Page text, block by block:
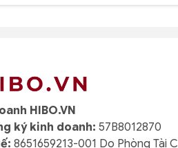
HIBO.VN
ký kinh doanh: 57B8012870
8651659213-001 Do Phòng Tài